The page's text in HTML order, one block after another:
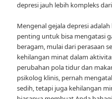
depresi jauh lebih kompleks
Mengenal gejala depresi
penting untuk bisa mengatasi
beragam, mulai dari perasaan
kehilangan minat dalam
perubahan pola tidur dan
psikolog klinis, pernah
sedih, tetapi juga kehilangan